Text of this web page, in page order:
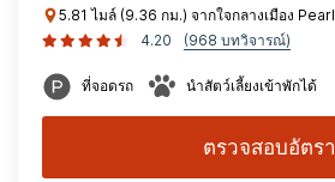
5.81 ไมล์ (9.36 กม.) จากใจกลางเมือง Pearl
4.20
(968 บทวิจารณ์)
ที่จอดรถ นำสัตว์เลี้ยงเข้าพักได้
ตรวจสอบอัตรา